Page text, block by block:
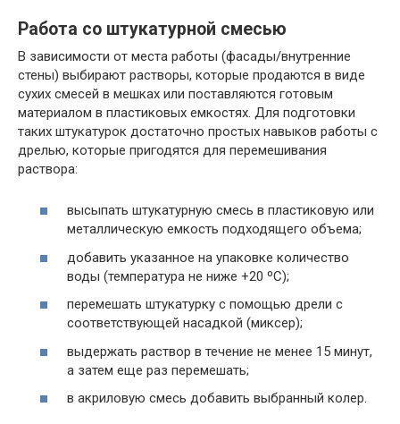
Работа со штукатурной смесью
В зависимости от места работы (фасады/внутренние
стены) выбирают растворы, которые продаются в виде
сухих смесей в мешках или поставляются готовым
материалом в пластиковых емкостях. Для подготовки
таких штукатурок достаточно простых навыков работы с
дрелью, которые пригодятся для перемешивания
раствора:
высыпать штукатурную смесь в пластиковую или
металлическую емкость подходящего объема;
добавить указанное на упаковке количество
воды (температура не ниже +20 ºC);
перемешать штукатурку с помощью дрели с
соответствующей насадкой (миксер);
выдержать раствор в течение не менее 15 минут,
а затем еще раз перемешать;
в акриловую смесь добавить выбранный колер.